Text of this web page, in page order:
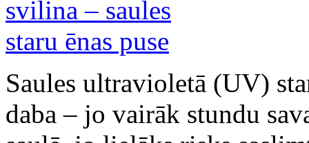
Saules ultravioletā (UV)
daba – jo vairāk stundu